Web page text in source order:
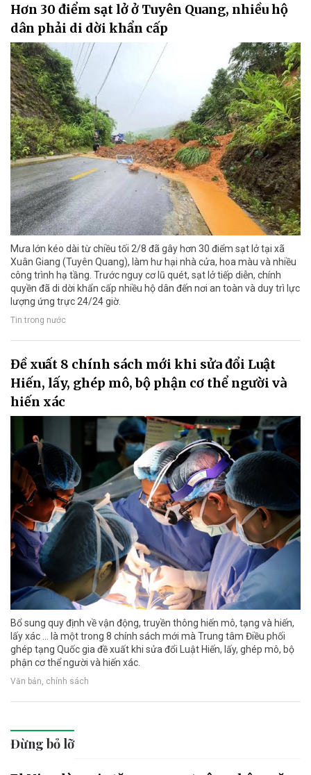
Hơn 30 điểm sạt lở ở Tuyên Quang, nhiều hộ
dân phải di dời khẩn cấp
Mưa lớn kéo dài từ chiều tối 2/8 đã gây hơn 30 điểm sạt lở tại xã
Xuân Giang (Tuyên Quang), làm hư hại nhà cửa, hoa màu và nhiều
công trình hạ tầng. Trước nguy cơ lũ quét, sạt lở tiếp diễn, chính
quyền đã di dời khẩn cấp nhiều hộ dân đến nơi an toàn và duy trì lực
lượng ứng trực 24/24 giờ.
Tin trong nước
Đề xuất 8 chính sách mới khi sửa đổi Luật
Hiến, lấy, ghép mô, bộ phận cơ thể người và
hiến xác
Bổ sung quy định về vận động, truyền thông hiến mô, tạng và hiến,
lấy xác ... là một trong 8 chính sách mới mà Trung tâm Điều phối
ghép tạng Quốc gia đề xuất khi sửa đổi Luật Hiến, lấy, ghép mô, bộ
phận cơ thể người và hiến xác.
Văn bản, chính sách
Đừng bỏ lỡ